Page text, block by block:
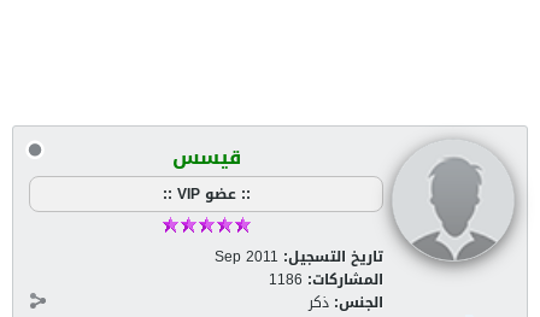
قيسس
:: عضو VIP ::
تاريخ التسجيل: Sep 2011
المشاركات: 1186
الجنس: ذكر